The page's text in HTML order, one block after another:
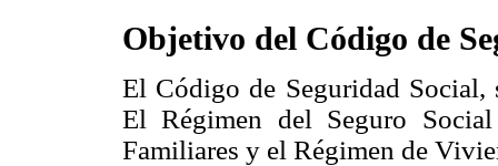
Objetivo del Código de
El Código de Seguridad Social,
El Régimen del Seguro
Familiares y el Régimen de